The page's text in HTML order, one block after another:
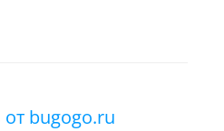
от bugogo.ru